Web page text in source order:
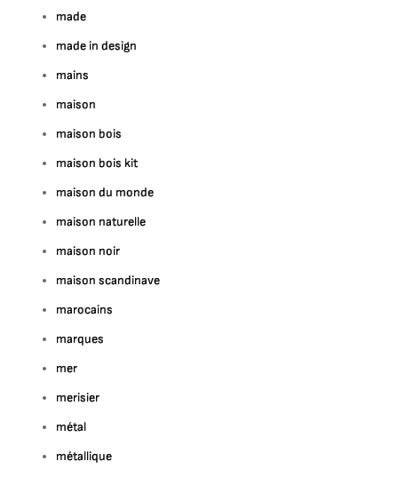
made
made in design
mains
maison
maison bois
maison bois kit
maison du monde
maison naturelle
maison noir
maison scandinave
marocains
marques
mer
merisier
métal
métallique